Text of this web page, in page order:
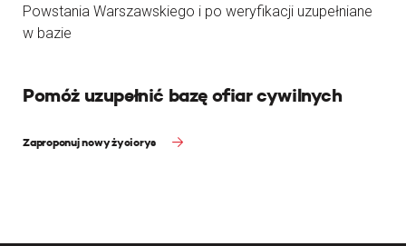
Powstania Warszawskiego i po weryfikacji uzupełniane
w bazie
Pomóż uzupełnić bazę ofiar cywilnych
Zaproponuj nowy życiorys